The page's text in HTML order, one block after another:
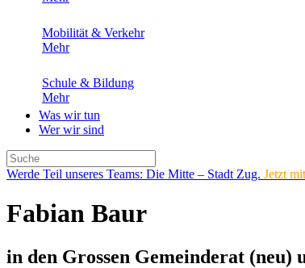
Mobilität & Verkehr
Mehr
Schule & Bildung
Mehr
Was wir tun
Wer wir sind
Werde Teil unseres Teams: Die Mitte – Stadt Zug. Jetzt
Fabian Baur
in den Grossen Gemeinderat (neu)